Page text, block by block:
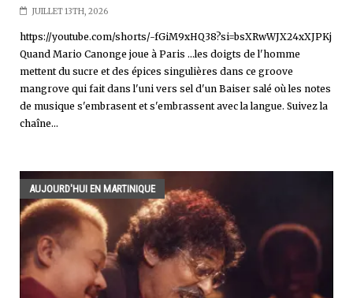
JUILLET 13TH, 2026
https://youtube.com/shorts/-fGiM9xHQ38?si=bsXRwWJX24xXJPKj
Quand Mario Canonge joue à Paris ...les doigts de l'homme
mettent du sucre et des épices singulières dans ce groove
mangrove qui fait dans l'uni vers sel d'un Baiser salé où les notes
de musique s'embrasent et s'embrassent avec la langue. Suivez la
chaîne...
AUJOURD'HUI EN MARTINIQUE